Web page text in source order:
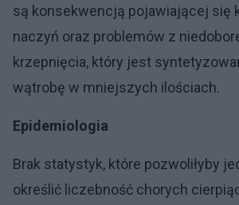
są konsekwencją pojawiającej się
naczyń oraz problemów z
krzepnięcia, który jest
wątrobę w mniejszych ilościach.
Epidemiologia
Brak statystyk, które pozwoliłyby
określić liczebność chorych